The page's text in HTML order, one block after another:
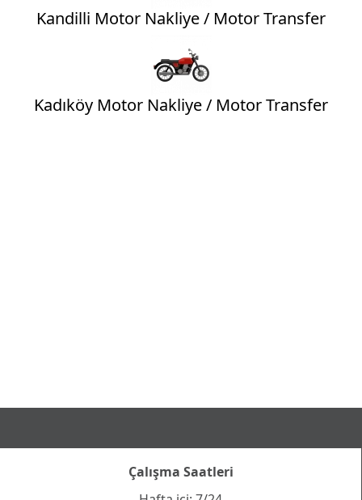
Kandilli Motor Nakliye / Motor Transfer
Kadıköy Motor Nakliye / Motor Transfer
Çalışma Saatleri